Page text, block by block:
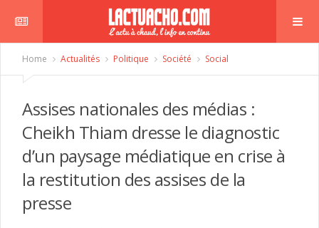
Home Actualités Politique Société Social
Assises nationales des médias :
Cheikh Thiam dresse le diagnostic
d’un paysage médiatique en crise à
la restitution des assises de la
presse